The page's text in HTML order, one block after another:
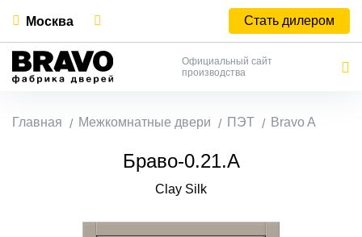
Москва Стать дилером
Официальный сайт
производства
Главная Межкомнатные двери ПЭТ Bravo A
Браво-0.21.А
Clay Silk